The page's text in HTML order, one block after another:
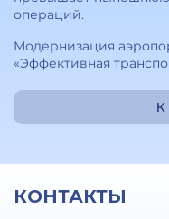
операций.
Модернизация
«Эффективная
КОНТАКТЫ